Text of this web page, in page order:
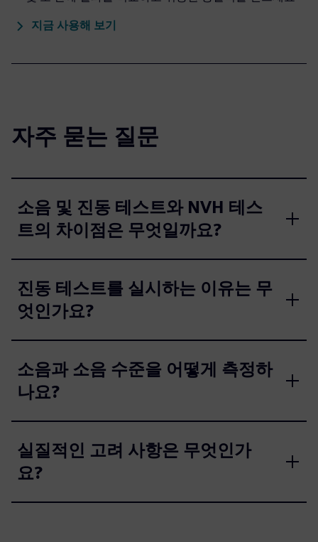
지금 사용해 보기
자주 묻는 질문
소음 및 진동 테스트와 NVH 테스
트의 차이점은 무엇일까요?
진동 테스트를 실시하는 이유는 무
엇인가요?
소음과 소음 수준을 어떻게 측정하
나요?
실질적인 고려 사항은 무엇인가
요?